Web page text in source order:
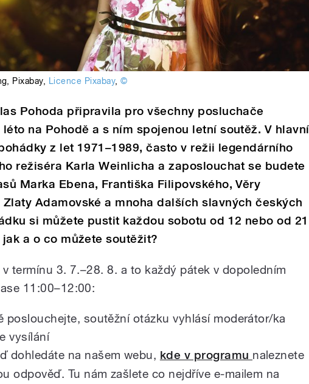
, Pixabay, Licence Pixabay, ©
Pohoda připravila pro všechny posluchače
léto na Pohodě a s ním spojenou letní soutěž. V hlavní
z let 1971–1989, často v režii legendárního
režiséra Karla Weinlicha a zaposlouchat se budete
Marka Ebena, Františka Filipovského, Věry
Zlaty Adamovské a mnoha dalších slavných českých
si můžete pustit každou sobotu od 12 nebo od 21
jak a o co můžete soutěžit?
termínu 3. 7.–28. 8. a to každý pátek v dopoledním
11:00–12:00:
poslouchejte, soutěžní otázku vyhlásí moderátor/ka
vysílání
dohledáte na našem webu, kde v programu naleznete
odpověď. Tu nám zašlete co nejdříve e-mailem na